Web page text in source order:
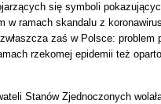
się symboli
w ramach skandalu z
zaś w Polsce: problem
rzekomej epidemii też
Stanów Zjednoczonych